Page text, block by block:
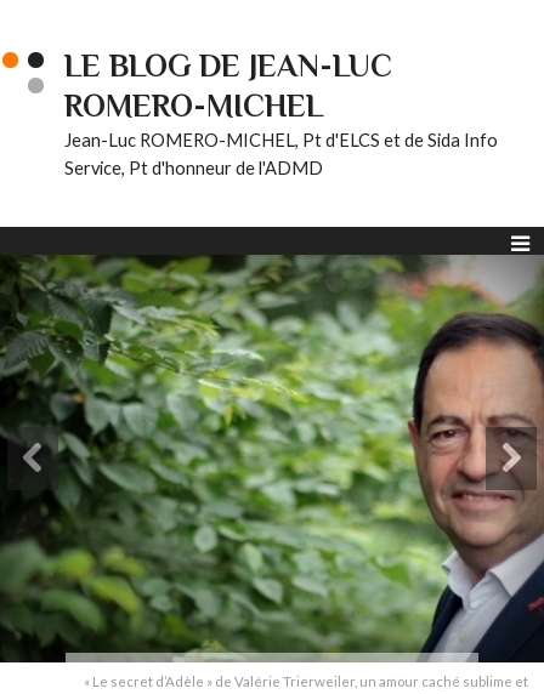
LE BLOG DE JEAN-LUC
ROMERO-MICHEL
Jean-Luc ROMERO-MICHEL, Pt d'ELCS et de Sida Info
Service, Pt d'honneur de l'ADMD
« Le secret d’Adèle » de Valérie Trierweiler, un amour caché sublime et